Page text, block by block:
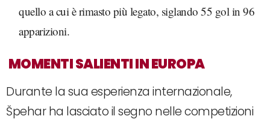
quello a cui è rimasto più legato, siglando 55 gol in 96
apparizioni.
MOMENTI SALIENTI IN EUROPA
Durante la sua esperienza internazionale,
Špehar ha lasciato il segno nelle competizioni